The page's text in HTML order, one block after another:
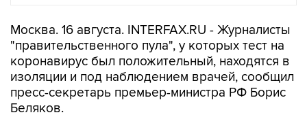
Москва. 16 августа. INTERFAX.RU - Журналисты
"правительственного пула", у которых тест на
коронавирус был положительный, находятся в
изоляции и под наблюдением врачей, сообщил
пресс-секретарь премьер-министра РФ Борис
Беляков.